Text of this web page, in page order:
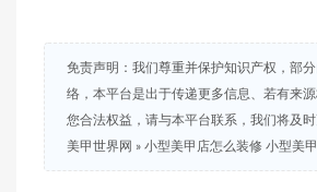
免责声明：我们尊重并保护知识产权，部
络，本平台是出于传递更多信息、若有来
您合法权益，请与本平台联系，我们将及时
美甲世界网 » 小型美甲店怎么装修 小型美